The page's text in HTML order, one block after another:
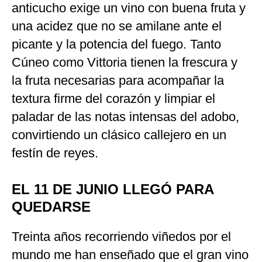
anticucho exige un vino con buena fruta y
una acidez que no se amilane ante el
picante y la potencia del fuego. Tanto
Cúneo como Vittoria tienen la frescura y
la fruta necesarias para acompañar la
textura firme del corazón y limpiar el
paladar de las notas intensas del adobo,
convirtiendo un clásico callejero en un
festín de reyes.
EL 11 DE JUNIO LLEGÓ PARA
QUEDARSE
Treinta años recorriendo viñedos por el
mundo me han enseñado que el gran vino